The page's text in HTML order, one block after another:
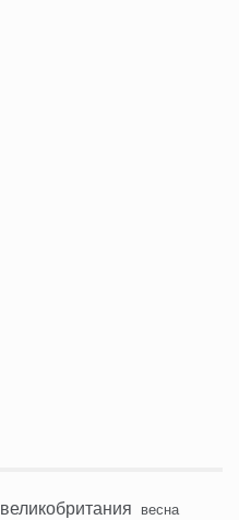
великобритания весна